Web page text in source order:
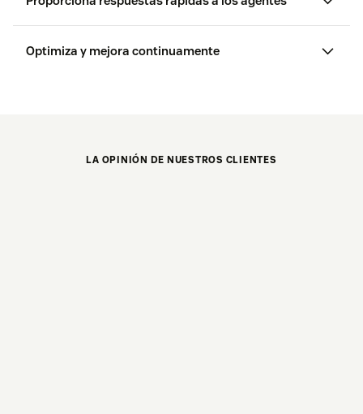
Optimiza y mejora continuamente
LA OPINIÓN DE NUESTROS CLIENTES